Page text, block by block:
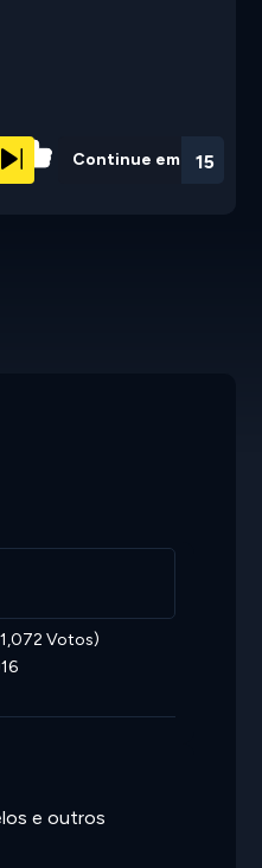
Continue em 15
56%
Votos)
e outros